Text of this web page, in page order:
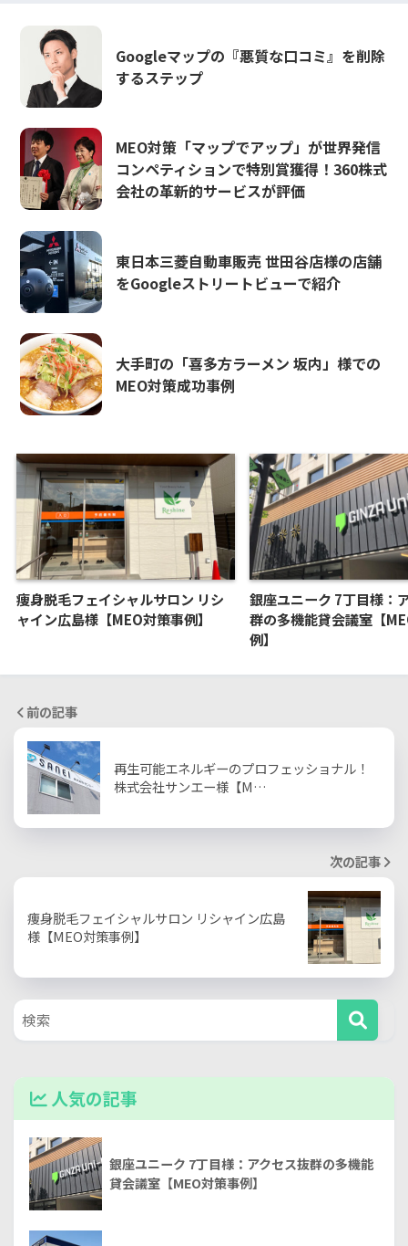
Googleマップの『悪質な口コミ』を削除
するステップ
MEO対策「マップでアップ」が世界発信
コンペティションで特別賞獲得！360株式
会社の革新的サービスが評価
東日本三菱自動車販売 世田谷店様の店舗
をGoogleストリートビューで紹介
大手町の「喜多方ラーメン 坂内」様での
MEO対策成功事例
痩身脱毛フェイシャルサロン リシ
ャイン広島様【MEO対策事例】
銀座ユニーク 7丁目様：
群の多機能貸会議室【
例】
前の記事
再生可能エネルギーのプロフェッショナル！
株式会社サンエー様【M…
次の記事
痩身脱毛フェイシャルサロン リシャイン広島
様【MEO対策事例】
人気の記事
銀座ユニーク 7丁目様：アクセス抜群の多機能
貸会議室【MEO対策事例】